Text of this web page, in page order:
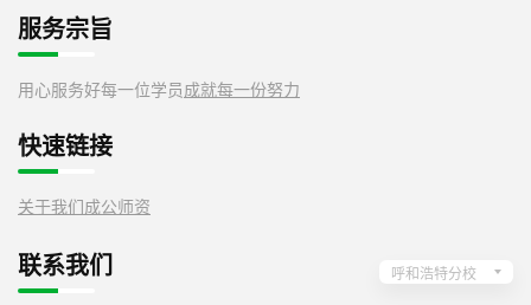
服务宗旨
用心服务好每一位学员成就每一份努力
快速链接
关于我们成公师资
联系我们 呼和浩特分校